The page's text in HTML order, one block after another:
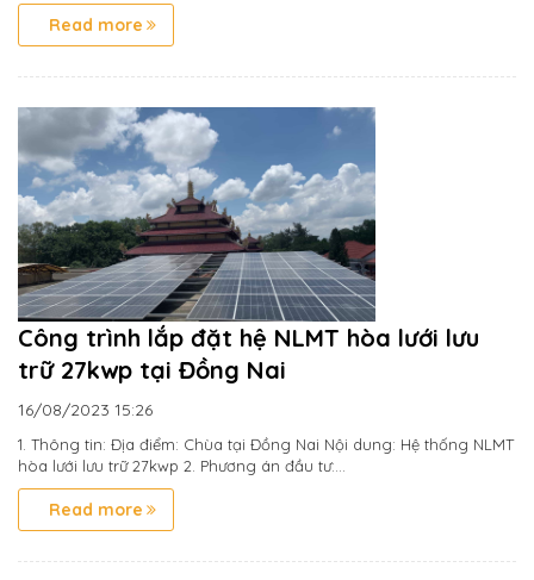
Read more
Công trình lắp đặt hệ NLMT hòa lưới lưu
trữ 27kwp tại Đồng Nai
16/08/2023 15:26
1. Thông tin: Địa điểm: Chùa tại Đồng Nai Nội dung: Hệ thống NLMT
hòa lưới lưu trữ 27kwp 2. Phương án đầu tư:...
Read more